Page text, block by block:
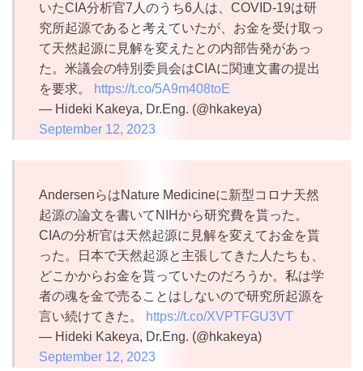
いたCIA分析官7人のうち6人は、COVID-19は研
究所起源であると考えていたが、お金を受け取っ
て天然起源に見解を変えたとの内部告発があっ
た。米議会の特別委員会はCIAに関連文書の提出
を要求。
https://t.co/5A9m408toE
— Hideki Kakeya, Dr.Eng. (@hkakeya)
September 12, 2023
AndersenらはNature Medicineに新型コロナ天然
起源の論文を書いてNIHから研究費を貰った。
CIAの分析官は天然起源に見解を変えてお金を貰
った。日本で天然起源と主張してきた人たちも、
どこかからお金を貰っていたのだろうか。私は学
者の魂を金で売ることはしないので研究所起源を
言い続けてきた。
https://t.co/XVPTFGU3VT
— Hideki Kakeya, Dr.Eng. (@hkakeya)
September 12, 2023